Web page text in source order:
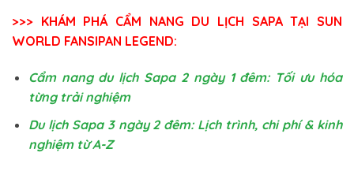
>>> KHÁM PHÁ CẨM NANG DU LỊCH SAPA TẠI SUN
WORLD FANSIPAN LEGEND:
Cẩm nang du lịch Sapa 2 ngày 1 đêm: Tối ưu hóa
từng trải nghiệm
Du lịch Sapa 3 ngày 2 đêm: Lịch trình, chi phí & kinh
nghiệm từ A-Z